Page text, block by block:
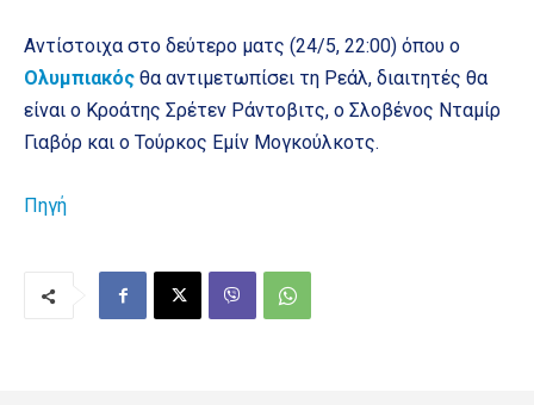
Αντίστοιχα στο δεύτερο ματς (24/5, 22:00) όπου ο
Ολυμπιακός θα αντιμετωπίσει τη Ρεάλ, διαιτητές θα
είναι ο Κροάτης Σρέτεν Ράντοβιτς, ο Σλοβένος Νταμίρ
Γιαβόρ και ο Τούρκος Εμίν Μογκούλκοτς.
Πηγή